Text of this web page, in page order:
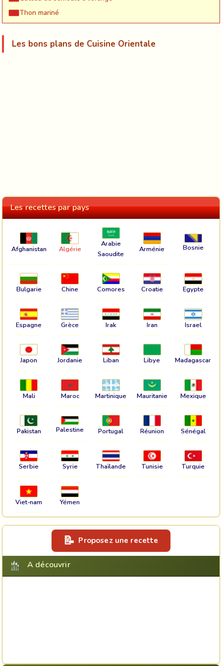
Thon mariné
Les bons plans de Cuisine Orientale
Les recettes par pays
Afghanistan Algérie
Arabie
Saoudite
Arménie Bosnie
Bulgarie Chine Comores Croatie Egypte
Espagne Grèce Irak Iran Israel
Japon Jordanie Liban Libye Madagascar
Mali Maroc Martinique Mauritanie Mexique
Pakistan Palestine Portugal Réunion Sénégal
Serbie Syrie Thaïlande Tunisie Turquie
Viet-nam Yémen
Proposez une recette
A découvrir